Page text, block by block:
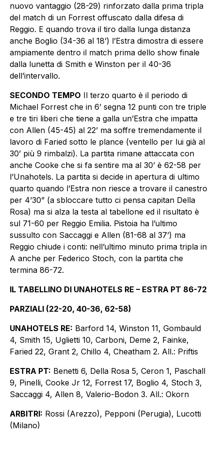
nuovo vantaggio (28-29) rinforzato dalla prima tripla
del match di un Forrest offuscato dalla difesa di
Reggio. E quando trova il tiro dalla lunga distanza
anche Boglio (34-36 al 18’) l’Estra dimostra di essere
ampiamente dentro il match prima dello show finale
dalla lunetta di Smith e Winston per il 40-36
dell’intervallo.
SECONDO TEMPO Il terzo quarto è il periodo di
Michael Forrest che in 6’ segna 12 punti con tre triple
e tre tiri liberi che tiene a galla un’Estra che impatta
con Allen (45-45) al 22’ ma soffre tremendamente il
lavoro di Faried sotto le plance (ventello per lui già al
30’ più 9 rimbalzi). La partita rimane attaccata con
anche Cooke che si fa sentire ma al 30’ è 62-58 per
l’Unahotels. La partita si decide in apertura di ultimo
quarto quando l’Estra non riesce a trovare il canestro
per 4’30” (a sbloccare tutto ci pensa capitan Della
Rosa) ma si alza la testa al tabellone ed il risultato è
sul 71-60 per Reggio Emilia. Pistoia ha l’ultimo
sussulto con Saccaggi e Allen (81-68 al 37’) ma
Reggio chiude i conti: nell’ultimo minuto prima tripla in
A anche per Federico Stoch, con la partita che
termina 86-72.
IL TABELLINO DI UNAHOTELS RE – ESTRA PT 86-72
PARZIALI (22-20, 40-36, 62-58)
UNAHOTELS RE: Barford 14, Winston 11, Gombauld
4, Smith 15, Uglietti 10, Carboni, Deme 2, Fainke,
Faried 22, Grant 2, Chillo 4, Cheatham 2. All.: Priftis
ESTRA PT: Benetti 6, Della Rosa 5, Ceron 1, Paschall
9, Pinelli, Cooke Jr 12, Forrest 17, Boglio 4, Stoch 3,
Saccaggi 4, Allen 8, Valerio-Bodon 3. All.: Okorn
ARBITRI: Rossi (Arezzo), Pepponi (Perugia), Lucotti
(Milano)